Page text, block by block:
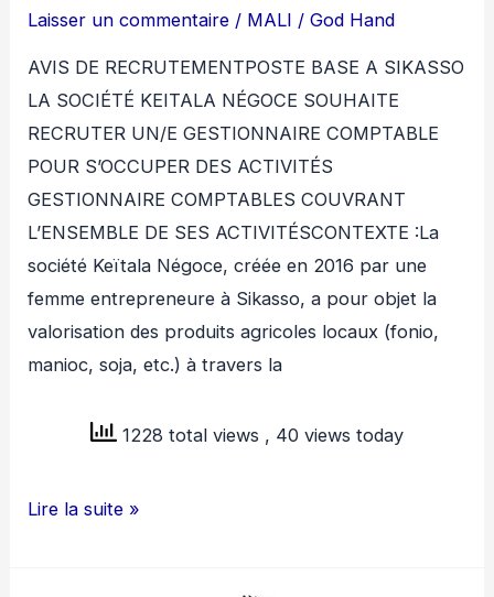
Laisser un commentaire / MALI /God Hand
AVIS DE RECRUTEMENTPOSTE BASE A SIKASSO
LA SOCIÉTÉ KEITALA NÉGOCE SOUHAITE
RECRUTER UN/E GESTIONNAIRE COMPTABLE
POUR S’OCCUPER DES ACTIVITÉS
GESTIONNAIRE COMPTABLES COUVRANT
L’ENSEMBLE DE SES ACTIVITÉSCONTEXTE :La
société Keïtala Négoce, créée en 2016 par une
femme entrepreneure à Sikasso, a pour objet la
valorisation des produits agricoles locaux (fonio,
manioc, soja, etc.) à travers la
1228 total views , 40 views today
SOCIETE
Lire la suite »